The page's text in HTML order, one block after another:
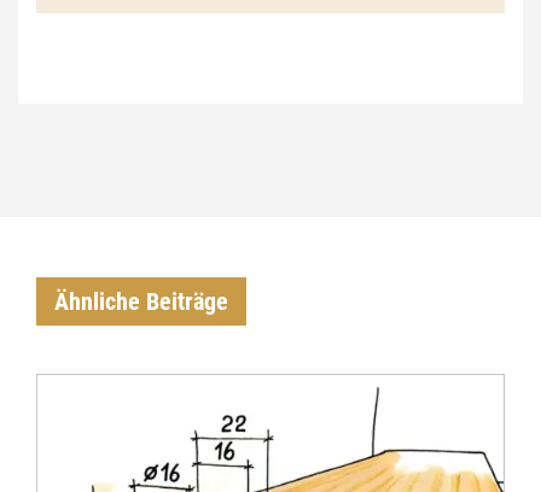
Ähnliche Beiträge